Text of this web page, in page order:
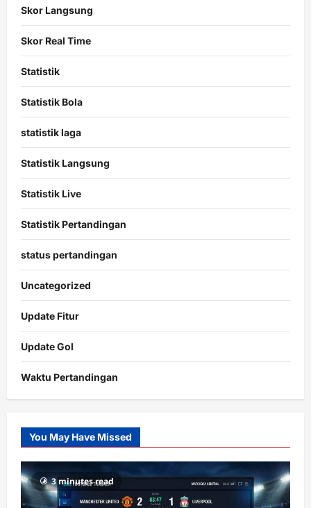
Skor Langsung
Skor Real Time
Statistik
Statistik Bola
statistik laga
Statistik Langsung
Statistik Live
Statistik Pertandingan
status pertandingan
Uncategorized
Update Fitur
Update Gol
Waktu Pertandingan
Slot
Gacor
RTP
terupdate
You May Have Missed
3 minutes read